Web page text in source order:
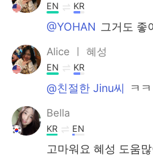
EN KR
@YOHAN 그거도 좋
Alice ㅣ 혜성
EN KR
@친절한 Jinu씨 ㅋ
Bella
KR EN
고마워요 혜성 도움